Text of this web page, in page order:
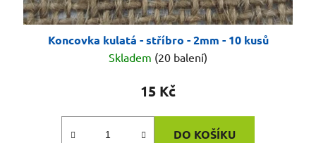
Koncovka kulatá - stříbro - 2mm - 10 kusů
Skladem (20 balení)
15 Kč
DO KOŠÍKU